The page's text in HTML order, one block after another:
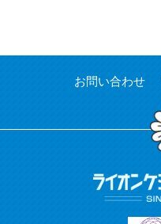
お問い合わせ